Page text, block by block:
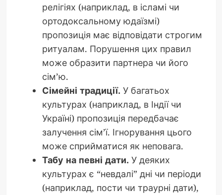
релігіях (наприклад, в ісламі чи
ортодоксальному юдаїзмі)
пропозиція має відповідати строгим
ритуалам. Порушення цих правил
може образити партнера чи його
сім’ю.
Сімейні традиції. У багатьох
культурах (наприклад, в Індії чи
Україні) пропозиція передбачає
залучення сім’ї. Ігнорування цього
може сприйматися як неповага.
Табу на певні дати. У деяких
культурах є “невдалі” дні чи періоди
(наприклад, пости чи траурні дати),